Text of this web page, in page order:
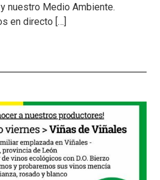
nuestro Medio Ambiente.
en directo […]